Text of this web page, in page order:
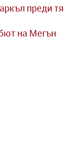
преди тя
на Мегън